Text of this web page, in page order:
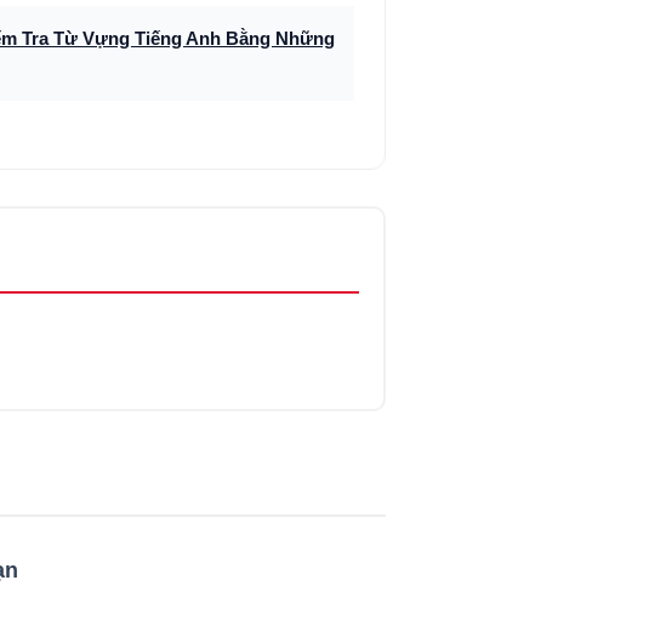
Tra Từ Vựng Tiếng Anh Bằng Những